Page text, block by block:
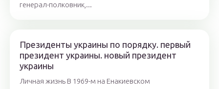
генерал-полковник,...
Президенты украины по порядку. первый
президент украины. новый президент
украины
Личная жизнь В 1969-м на Енакиевском